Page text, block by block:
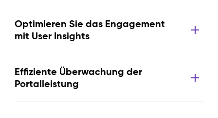
Optimieren Sie das Engagement
mit User Insights
Effiziente Überwachung der
Portalleistung